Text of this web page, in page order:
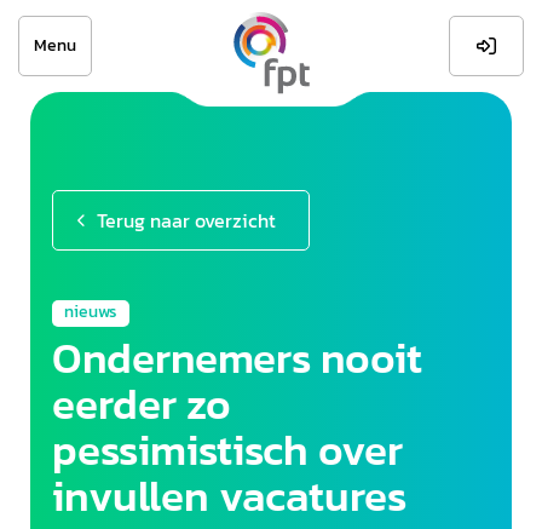
Menu 
Terug naar overzicht
nieuws
Ondernemers nooit
eerder zo
pessimistisch over
invullen vacatures